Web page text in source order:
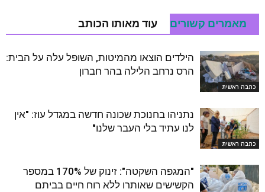
מאמרים קשורים עוד מאותו הכותב
כתבה ראשית
הילדים הוצאו מהמיטות, השופל עלה על הבית:
הרס נרחב הלילה בהר חברון
כתבה ראשית
נתניהו בחנוכת שכונה חדשה במגדל עוז: "אין
לנו עתיד בלי העבר שלנו"
"המגפה השקטה": זינוק של 170% במספר
הקשישים שאותרו ללא רוח חיים בביתם